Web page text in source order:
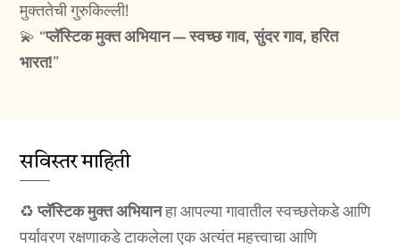
मुक्ततेची गुरुकिल्ली!
💫 “प्लॅस्टिक मुक्त अभियान — स्वच्छ गाव, सुंदर गाव, हरित
भारत!”
सविस्तर माहिती
♻️प्लॅस्टिक मुक्त अभियानहा आपल्या गावातील स्वच्छतेकडे आणि
पर्यावरण रक्षणाकडे टाकलेला एक अत्यंत महत्त्वाचा आणि